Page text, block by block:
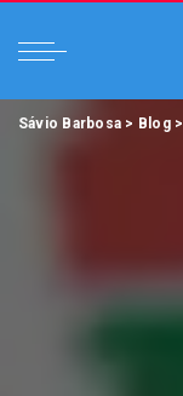
Sávio Barbosa > Blog>